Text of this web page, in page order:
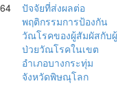
ปัจจัยที่ส่งผลต่อ
พฤติกรรมการป้องกัน
วัณโรคของผู้สัมผัสกับผู้
ป่วยวัณโรคในเขต
อำเภอบางกระทุ่ม
จังหวัดพิษณุโลก